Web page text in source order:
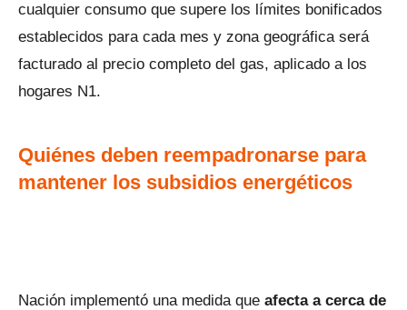
cualquier consumo que supere los límites bonificados
establecidos para cada mes y zona geográfica será
facturado al precio completo del gas, aplicado a los
hogares N1.
Quiénes deben reempadronarse para
mantener los subsidios energéticos
Nación implementó una medida que afecta a cerca de